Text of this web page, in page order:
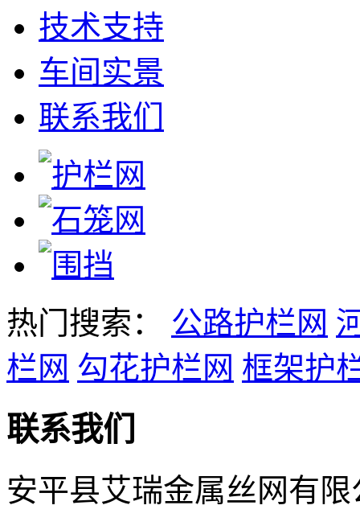
技术支持
车间实景
联系我们
热门搜索： 公路护栏网
栏网 勾花护栏网 框架护
联系我们
安平县艾瑞金属丝网有限